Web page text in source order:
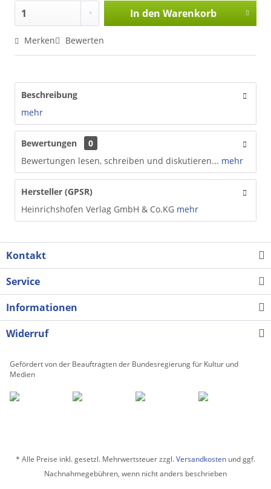
In den Warenkorb
Merken Bewerten
Beschreibung
mehr
Bewertungen
0
Bewertungen lesen, schreiben und diskutieren... mehr
Hersteller (GPSR)
Heinrichshofen Verlag GmbH & Co.KG mehr
Kontakt
Service
Informationen
Widerruf
Gefördert von der Beauftragten der Bundesregierung für Kultur und
Medien
* Alle Preise inkl. gesetzl. Mehrwertsteuer zzgl.Versandkosten und ggf.
Nachnahmegebühren, wenn nicht anders beschrieben